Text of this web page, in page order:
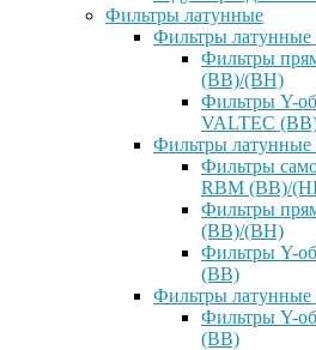
Фильтры латунные
Фильтры
Фильтры
(ВВ)/(ВН)
Фильтры Y-
VALTEC
Фильтры
Фильтры
RBM (ВВ)/
Фильтры
(ВВ)/(ВН)
Фильтры Y-
(ВВ)
Фильтры латунные
Фильтры Y-
(ВВ)